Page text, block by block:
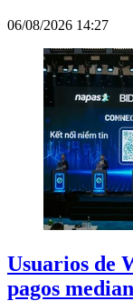
06/08/2026 14:27
Usuarios de
pagos